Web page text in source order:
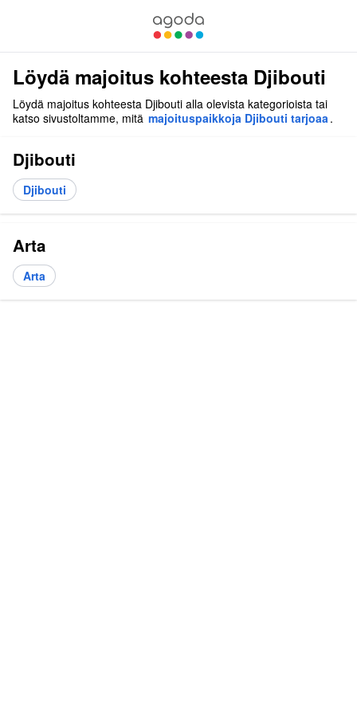
Löydä majoitus kohteesta Djibouti
Löydä majoitus kohteesta Djibouti alla olevista kategorioista tai
katso sivustoltamme, mitä majoituspaikkoja Djibouti tarjoaa .
Djibouti
Djibouti
Arta
Arta